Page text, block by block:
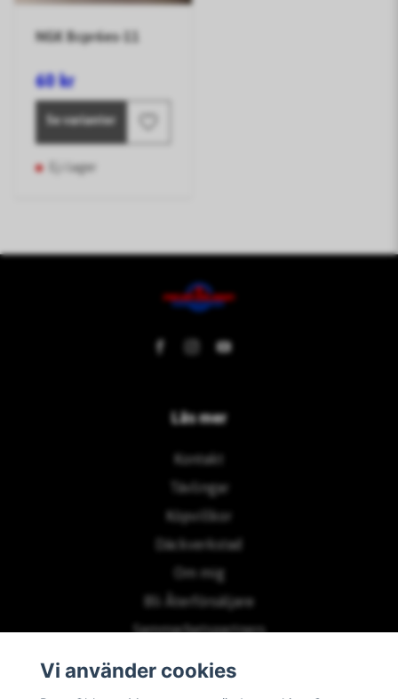
NGK Bcpr6es-11
60 kr
Se varianter
Ej i lager
Läs mer
Kontakt
Tävlingar
Köpvillkor
Däckverkstad
Om mig
Bli Återförsäljare
Sammarbetspartners
Prenumerera på vårt nyhetsbrev
Vi använder cookies